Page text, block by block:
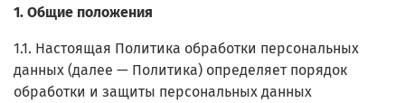
1. Общие положения
1.1. Настоящая Политика обработки персональных
данных (далее — Политика) определяет порядок
обработки и защиты персональных данных